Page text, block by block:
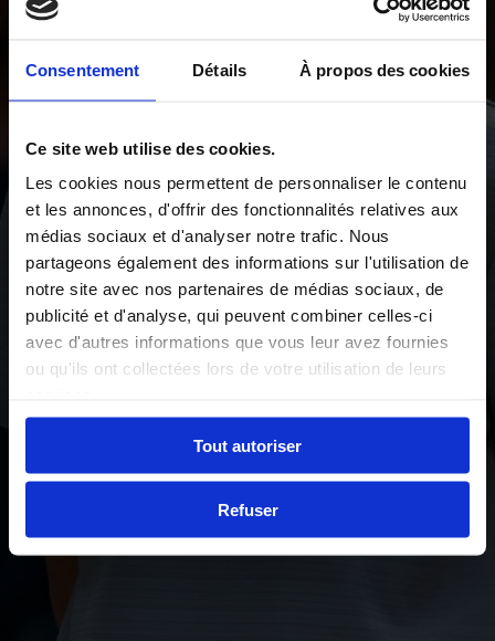
Consentement Détails À propos des cookies
Ce site web utilise des cookies.
Les cookies nous permettent de personnaliser le contenu
et les annonces, d'offrir des fonctionnalités relatives aux
médias sociaux et d'analyser notre trafic. Nous
partageons également des informations sur l'utilisation de
notre site avec nos partenaires de médias sociaux, de
publicité et d'analyse, qui peuvent combiner celles-ci
avec d'autres informations que vous leur avez fournies
ou qu'ils ont collectées lors de votre utilisation de leurs
Tout autoriser
Refuser